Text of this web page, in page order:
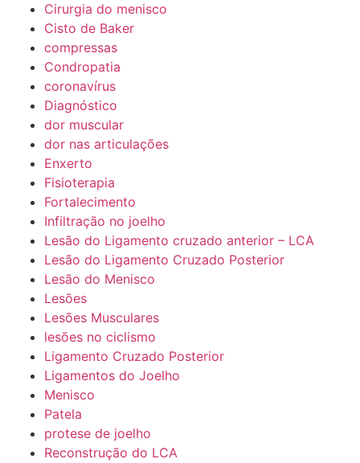
Cirurgia do menisco
Cisto de Baker
compressas
Condropatia
coronavírus
Diagnóstico
dor muscular
dor nas articulações
Enxerto
Fisioterapia
Fortalecimento
Infiltração no joelho
Lesão do Ligamento cruzado anterior – LCA
Lesão do Ligamento Cruzado Posterior
Lesão do Menisco
Lesões
Lesões Musculares
lesões no ciclismo
Ligamento Cruzado Posterior
Ligamentos do Joelho
Menisco
Patela
protese de joelho
Reconstrução do LCA